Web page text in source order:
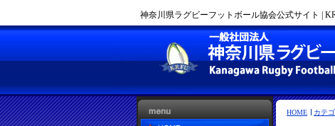
神奈川県ラグビーフットボール協会公式サイト |
HOME カテ